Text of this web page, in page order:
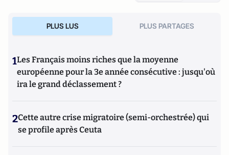
PLUS LUS PLUS PARTAGES
1Les Français moins riches que la moyenne
européenne pour la 3e année consécutive : jusqu'où
ira le grand déclassement ?
2Cette autre crise migratoire (semi-orchestrée) qui
se profile après Ceuta